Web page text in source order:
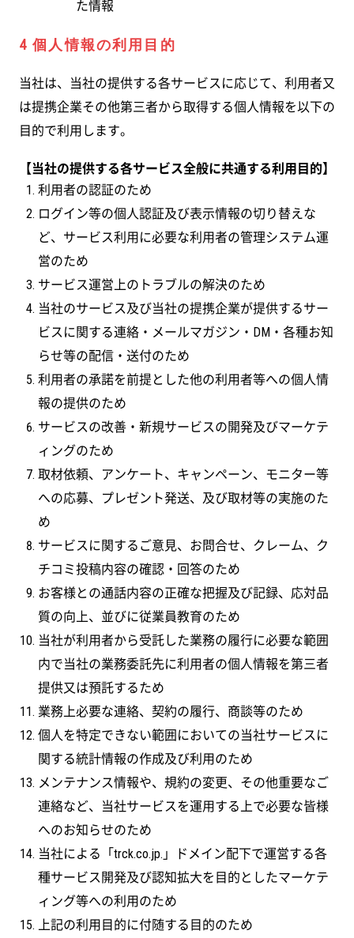
た情報
4 個人情報の利用目的
当社は、当社の提供する各サービスに応じて、利用者又
は提携企業その他第三者から取得する個人情報を以下の
目的で利用します。
【当社の提供する各サービス全般に共通する利用目的】
利用者の認証のため
ログイン等の個人認証及び表示情報の切り替えな
ど、サービス利用に必要な利用者の管理システム運
営のため
サービス運営上のトラブルの解決のため
当社のサービス及び当社の提携企業が提供するサー
ビスに関する連絡・メールマガジン・DM・各種お知
らせ等の配信・送付のため
利用者の承諾を前提とした他の利用者等への個人情
報の提供のため
サービスの改善・新規サービスの開発及びマーケテ
ィングのため
取材依頼、アンケート、キャンペーン、モニター等
への応募、プレゼント発送、及び取材等の実施のた
め
サービスに関するご意見、お問合せ、クレーム、ク
チコミ投稿内容の確認・回答のため
お客様との通話内容の正確な把握及び記録、応対品
質の向上、並びに従業員教育のため
当社が利用者から受託した業務の履行に必要な範囲
内で当社の業務委託先に利用者の個人情報を第三者
提供又は預託するため
業務上必要な連絡、契約の履行、商談等のため
個人を特定できない範囲においての当社サービスに
関する統計情報の作成及び利用のため
メンテナンス情報や、規約の変更、その他重要なご
連絡など、当社サービスを運用する上で必要な皆様
へのお知らせのため
当社による「trck.co.jp.」ドメイン配下で運営する各
種サービス開発及び認知拡大を目的としたマーケテ
ィング等への利用のため
上記の利用目的に付随する目的のため